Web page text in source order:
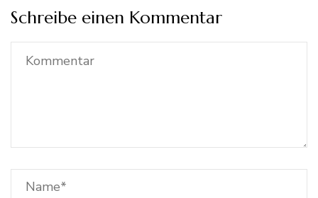
Schreibe einen Kommentar